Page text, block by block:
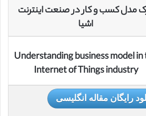
مدل کسب و کار در صنعت اینترنت
اشیا
Understanding business model
Internet of Things industry
رایگان مقاله انگلیسی